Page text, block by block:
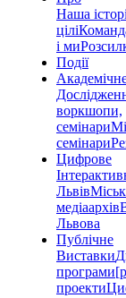
Наша
цілі
і ми
Події
воркшопи,
семінари
семінари
Цифрове
Львів
медіаархів
Львова
Публічне
Виставки
програми
проекти